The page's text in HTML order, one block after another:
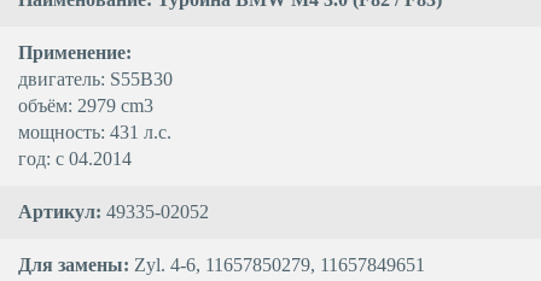
Применение:
двигатель: S55B30
объём: 2979 cm3
мощность: 431 л.с.
год: с 04.2014
Артикул: 49335-02052
Для замены: Zyl. 4-6, 11657850279, 11657849651